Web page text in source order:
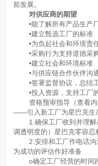
前发展。
对供应商的期望
•能了解所有产品生产
•建立甄选工厂的标准
•为负起社会和环境责
•采购行为支持道德采
•建立社会和环境标准
•与供应链合作伙伴沟
•签署监督协议，总结工
•投入资源，支持工厂
资格预审指导（查看内
——引入新工厂为星巴克生
1.确保工厂收到并理解
调透明度的）星巴克零容
2.安排和工厂作电话沟
为成功的评估作好准备
o确定工厂经营的时间跨